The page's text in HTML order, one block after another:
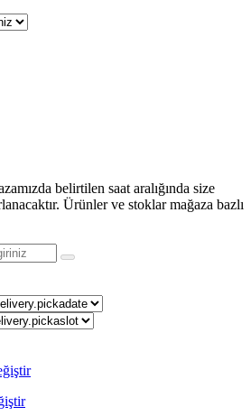
belirtilen saat aralığında size
Ürünler ve stoklar mağaza bazlı